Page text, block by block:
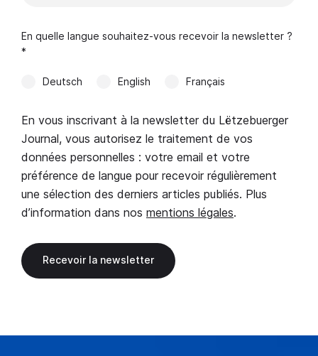
En quelle langue souhaitez-vous recevoir la newsletter ?
*
Deutsch English Français
En vous inscrivant à la newsletter du Lëtzebuerger
Journal, vous autorisez le traitement de vos
données personnelles : votre email et votre
préférence de langue pour recevoir régulièrement
une sélection des derniers articles publiés. Plus
d’information dans nos mentions légales.